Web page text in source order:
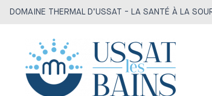
DOMAINE THERMAL D’USSAT - LA SANTÉ À LA